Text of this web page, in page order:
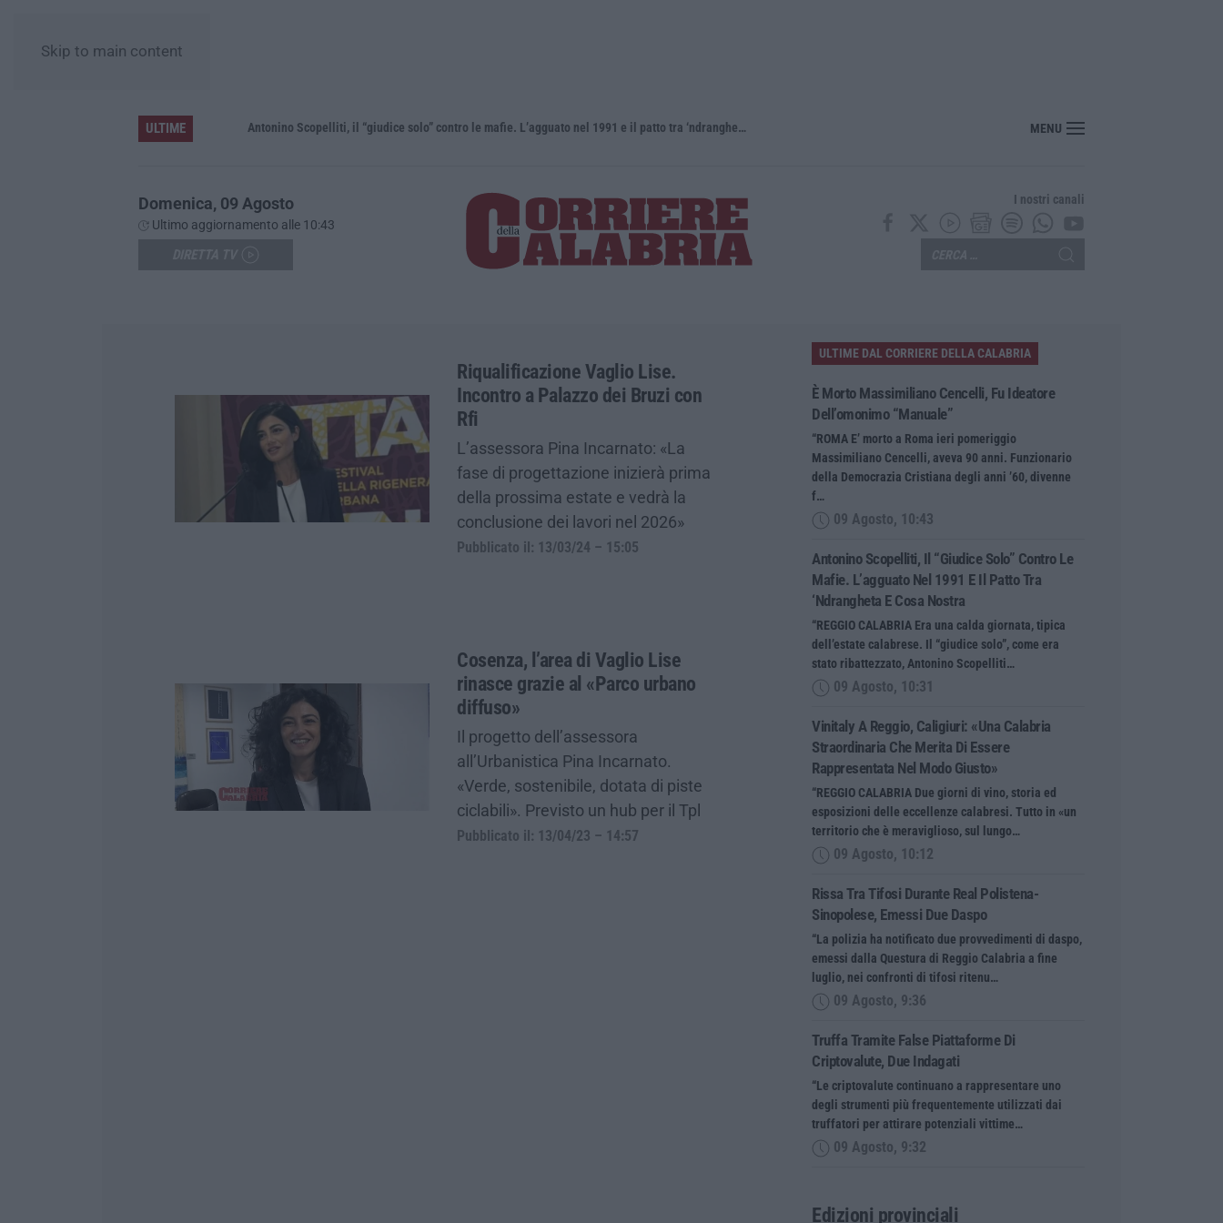
Skip to main content
ULTIME Antonino Scopelliti, il “giudice solo” contro le mafie. L’agguato nel 1991 e il patto tra ‘ndrangheta e Cosa nostra MENU
Domenica, 09 Agosto
Ultimo aggiornamento alle 10:43
I nostri canali
Riqualificazione Vaglio Lise.
Incontro a Palazzo dei Bruzi con
Rfi
L’assessora Pina Incarnato: «La
fase di progettazione inizierà prima
della prossima estate e vedrà la
conclusione dei lavori nel 2026»
Pubblicato il: 13/03/24 – 15:05
Cosenza, l’area di Vaglio Lise
rinasce grazie al «Parco urbano
diffuso»
Il progetto dell’assessora
all’Urbanistica Pina Incarnato.
«Verde, sostenibile, dotata di piste
ciclabili». Previsto un hub per il Tpl
Pubblicato il: 13/04/23 – 14:57
ULTIME DAL CORRIERE DELLA CALABRIA
È Morto Massimiliano Cencelli, Fu Ideatore
Dell’omonimo “manuale”
“ROMA E’ morto a Roma ieri pomeriggio
Massimiliano Cencelli, aveva 90 anni. Funzionario
della Democrazia Cristiana degli anni ’60, divenne
f…
09 Agosto, 10:43
Antonino Scopelliti, Il “giudice Solo” Contro Le
Mafie. L’agguato Nel 1991 E Il Patto Tra
‘ndrangheta E Cosa Nostra
“REGGIO CALABRIA Era una calda giornata, tipica
dell’estate calabrese. Il “giudice solo”, come era
stato ribattezzato, Antonino Scopelliti…
09 Agosto, 10:31
Vinitaly A Reggio, Caligiuri: «Una Calabria
Straordinaria Che Merita Di Essere
Rappresentata Nel Modo Giusto»
“REGGIO CALABRIA Due giorni di vino, storia ed
esposizioni delle eccellenze calabresi. Tutto in «un
territorio che è meraviglioso, sul lungo…
09 Agosto, 10:12
Rissa Tra Tifosi Durante Real Polistena-
Sinopolese, Emessi Due Daspo
“La polizia ha notificato due provvedimenti di daspo,
emessi dalla Questura di Reggio Calabria a fine
luglio, nei confronti di tifosi ritenu…
09 Agosto, 9:36
Truffa Tramite False Piattaforme Di
Criptovalute, Due Indagati
“Le criptovalute continuano a rappresentare uno
degli strumenti più frequentemente utilizzati dai
truffatori per attirare potenziali vittime…
09 Agosto, 9:32
Edizioni provinciali